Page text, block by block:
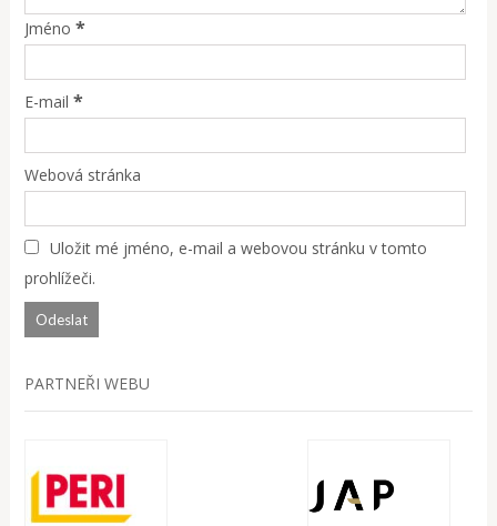
Jméno *
E-mail *
Webová stránka
Uložit mé jméno, e-mail a webovou stránku v tomto
prohlížeči.
PARTNEŘI WEBU